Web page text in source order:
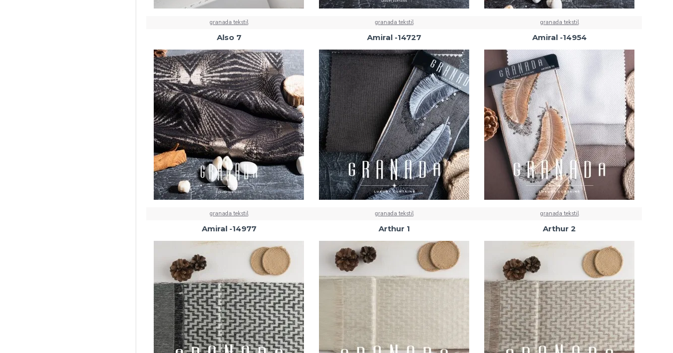
granada tekstil
Also 7
granada tekstil
Amiral -14727
granada tekstil
Amiral -14954
granada tekstil
Amiral -14977
granada tekstil
Arthur 1
granada tekstil
Arthur 2